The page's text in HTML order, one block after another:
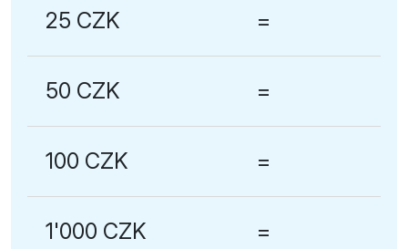
25 CZK =
50 CZK =
100 CZK =
1'000 CZK =